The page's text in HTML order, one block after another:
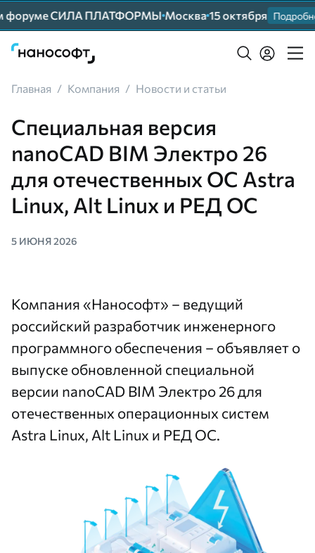
форуме СИЛА ПЛАТФОРМЫ Москва 15 октября Подробнее
Главная / Компания / Новости и статьи
Специальная версия
nanoCAD BIM Электро 26
для отечественных ОС Astra
Linux, Alt Linux и РЕД ОС
5 ИЮНЯ 2026
Компания «Нанософт» – ведущий
российский разработчик инженерного
программного обеспечения – объявляет о
выпуске обновленной специальной
версии nanoCAD BIM Электро 26 для
отечественных операционных систем
Astra Linux, Alt Linux и РЕД ОС.